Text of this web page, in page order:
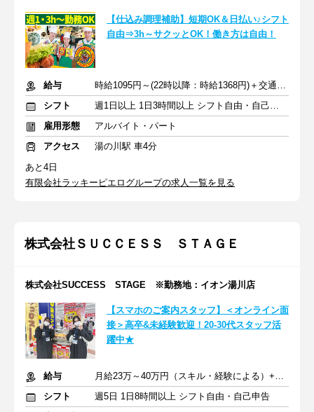
【仕込み調理補助】短期OK＆日払い♪シフト
自由⇒3h～サクッとOK！働き方は自由！
給与
時給1095円～(22時以降：時給1368円)＋交通費規定支給
シフト
週1日以上 1日3時間以上 シフト自由・自己申告
雇用形態
アルバイト・パート
アクセス
湯の川駅 車4分
あと4日
有限会社ラッキーピエログループの求人一覧を見る
株式会社ＳＵＣＣＥＳＳ ＳＴＡＧＥ
株式会社SUCCESS STAGE ※勤務地：イオン湯川店
【スマホのご案内スタッフ】＜オンライン面
接＞高卒&未経験歓迎！20-30代スタッフ活
躍中★
給与
月給23万～40万円（スキル・経験による）+交通費全額支給
シフト
週5日 1日8時間以上 シフト自由・自己申告